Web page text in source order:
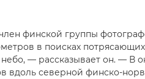
финской группы
в поисках
— рассказывает он. — В
вдоль северной финско-